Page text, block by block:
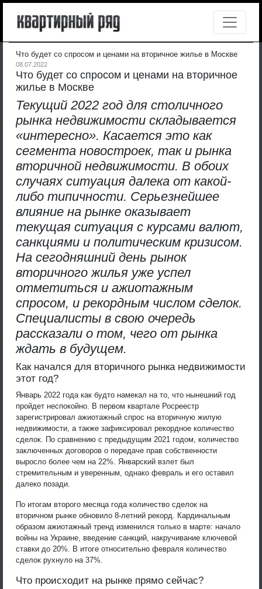
Что будет со спросом и ценами на вторичное жилье в Москве
08.07.2022
Что будет со спросом и ценами на вторичное
жилье в Москве
Текущий 2022 год для столичного
рынка недвижимости складывается
«интересно». Касается это как
сегмента новостроек, так и рынка
вторичной недвижимости. В обоих
случаях ситуация далека от какой-
либо типичности. Серьезнейшее
влияние на рынке оказывает
текущая ситуация с курсами валют,
санкциями и политическим кризисом.
На сегодняшний день рынок
вторичного жилья уже успел
отметиться и ажиотажным
спросом, и рекордным числом сделок.
Специалисты в свою очередь
рассказали о том, чего от рынка
ждать в будущем.
Как начался для вторичного рынка недвижимости
этот год?
Январь 2022 года как будто намекал на то, что нынешний год
пройдет неспокойно. В первом квартале Росреестр
зарегистрировал ажиотажный спрос на вторичную жилую
недвижимости, а также зафиксировал рекордное количество
сделок. По сравнению с предыдущим 2021 годом, количество
заключенных договоров о передаче прав собственности
выросло более чем на 22%. Январский взлет был
стремительным и уверенным, однако февраль и его оставил
далеко позади.
По итогам второго месяца года количество сделок на
вторичном рынке обновило 8-летний рекорд. Кардинальным
образом ажиотажный тренд изменился только в марте: начало
войны на Украине, введение санкций, накручивание ключевой
ставки до 20%. В итоге относительно февраля количество
сделок рухнуло на 37%.
Что происходит на рынке прямо сейчас?